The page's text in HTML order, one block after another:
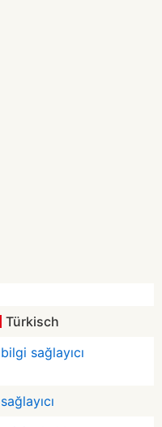
Türkisch
bilgi sağlayıcı
sağlayıcı